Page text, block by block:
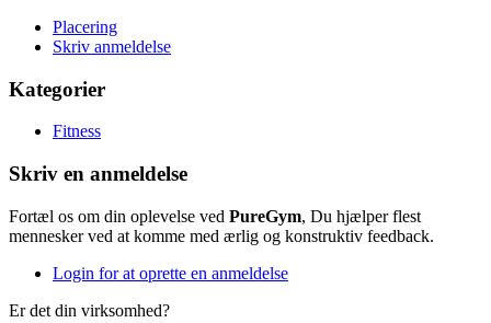
Placering
Skriv anmeldelse
Kategorier
Fitness
Skriv en anmeldelse
Fortæl os om din oplevelse ved PureGym, Du hjælper flest
mennesker ved at komme med ærlig og konstruktiv feedback.
Login for at oprette en anmeldelse
Er det din virksomhed?